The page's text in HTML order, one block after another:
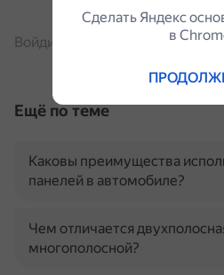
Войдите, чтобы
Ещё по теме
Каковы преимущества
панелей в автомобиле?
Чем отличается
многополосной?
Сделать Яндекс
в